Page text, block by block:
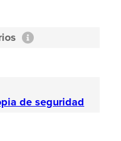
de seguridad